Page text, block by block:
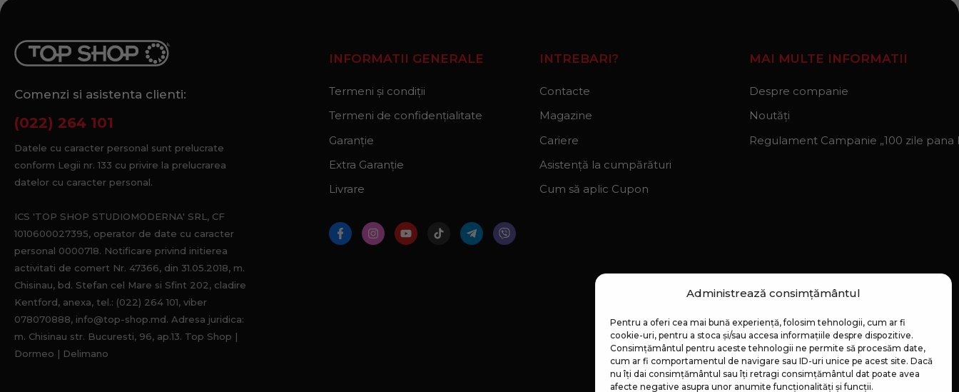
Administrează consimțământul
Pentru a oferi cea mai bună experiență, folosim tehnologii, cum ar fi
cookie-uri, pentru a stoca și/sau accesa informațiile despre dispozitive.
Consimțământul pentru aceste tehnologii ne permite să procesăm date,
cum ar fi comportamentul de navigare sau ID-uri unice pe acest site. Dacă
nu îți dai consimțământul sau îți retragi consimțământul dat poate avea
afecte negative asupra unor anumite funcționalități și funcții.
Comenzi si asistenta clienti:
(022) 264 101
Datele cu caracter personal sunt prelucrate
conform Legii nr. 133 cu privire la prelucrarea
datelor cu caracter personal.
ICS 'TOP SHOP STUDIOMODERNA' SRL, CF
1010600027395, operator de date cu caracter
personal 0000718. Notificare privind initierea
activitati de comert Nr. 47366, din 31.05.2018, m.
Chisinau, bd. Stefan cel Mare si Sfint 202, cladire
Kentford, anexa, tel.: (022) 264 101, viber
078070888, info@top-shop.md. Adresa juridica:
m. Chisinau str. Bucuresti, 96, ap.13. Top Shop |
Dormeo | Delimano
INFORMATII GENERALE
Termeni și condiții
Termeni de confidențialitate
Garanție
Extra Garanție
Livrare
INTREBARI?
Contacte
Magazine
Cariere
Asistență la cumpărături
Cum să aplic Cupon
MAI MULTE INFORMATII
Despre companie
Noutăți
Regulament Campanie „100 zile pana